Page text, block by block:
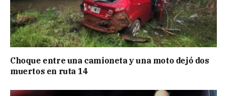
Choque entre una camioneta y una moto dejó dos
muertos en ruta 14